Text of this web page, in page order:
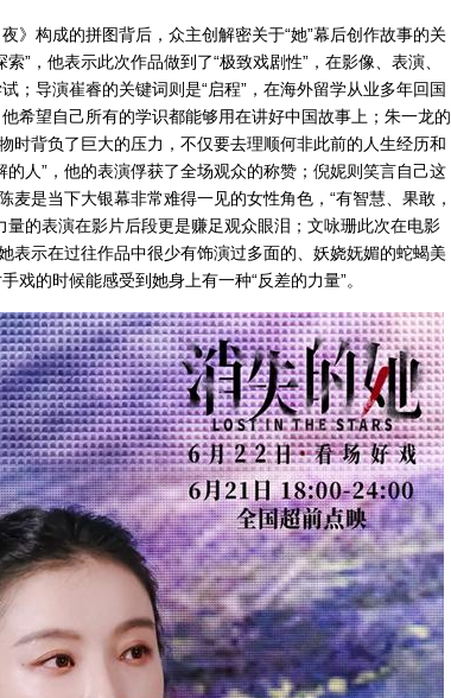
》构成的拼图背后，众主创解密关于“她”幕后创作故事的关
”，他表示此次作品做到了“极致戏剧性”，在影像、表演、
；导演崔睿的关键词则是“启程”，在海外留学从业多年回国
希望自己所有的学识都能够用在讲好中国故事上；朱一龙的
时背负了巨大的压力，不仅要去理顺何非此前的人生经历和
人”，他的表演俘获了全场观众的称赞；倪妮则笑言自己这
麦是当下大银幕非常难得一见的女性角色，“有智慧、果敢，
量的表演在影片后段更是赚足观众眼泪；文咏珊此次在电影
表示在过往作品中很少有饰演过多面的、妖娆妩媚的蛇蝎美
戏的时候能感受到她身上有一种“反差的力量”。